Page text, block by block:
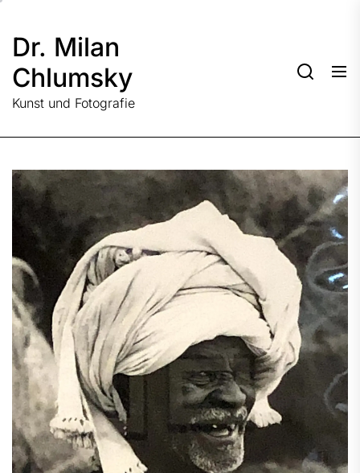
content
Dr. Milan
Chlumsky
Kunst und Fotografie